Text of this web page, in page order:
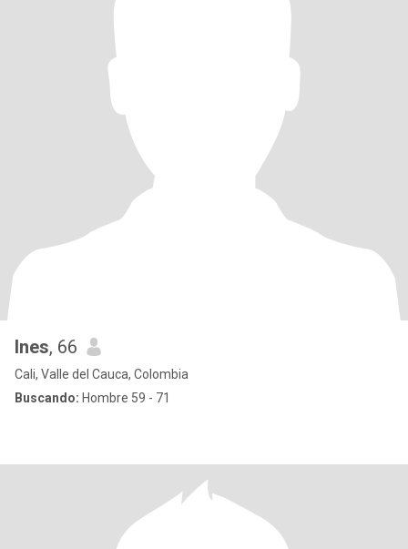
Ines, 66
Cali, Valle del Cauca, Colombia
Buscando: Hombre 59 - 71